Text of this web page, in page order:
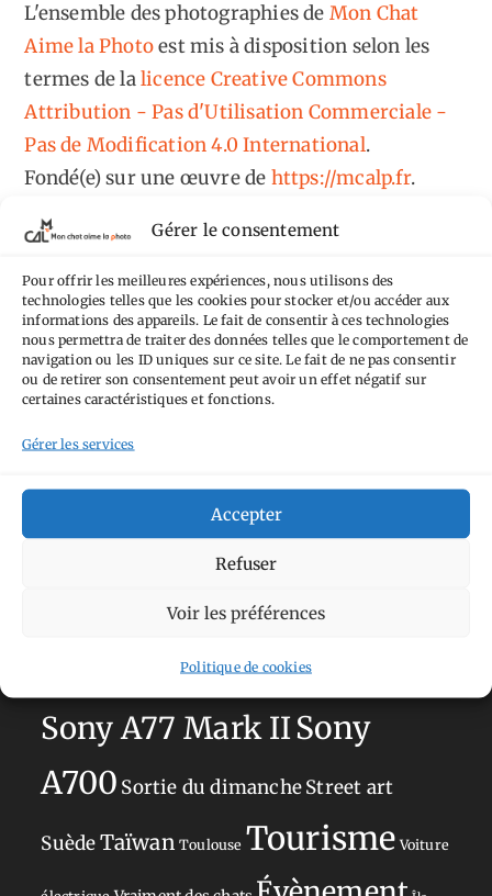
Gérer le consentement
Pour offrir les meilleures expériences, nous utilisons des
technologies telles que les cookies pour stocker et/ou accéder aux
informations des appareils. Le fait de consentir à ces technologies
nous permettra de traiter des données telles que le comportement de
navigation ou les ID uniques sur ce site. Le fait de ne pas consentir
ou de retirer son consentement peut avoir un effet négatif sur
certaines caractéristiques et fonctions.
Gérer les services
Accepter
Refuser
Voir les préférences
Politique de cookies
L'ensemble des photographiesde Mon Chat
Aime la Photoest mis à disposition selon les
termes de lalicence Creative Commons
Attribution - Pas d'Utilisation Commerciale -
Pas de Modification 4.0 International.
Fondé(e) sur une œuvre de https://mcalp.fr.
Tags
Ailleurs Aimez-vous bordelAllemagne Andorre
Hébergement Japon
du patrimoineLa DéfenseNormandieNorvège
Sans adresse
Sony A77 Mark IISony
A700 Sortie du dimancheStreet art
SuèdeTaïwan Toulouse Tourisme Voiture